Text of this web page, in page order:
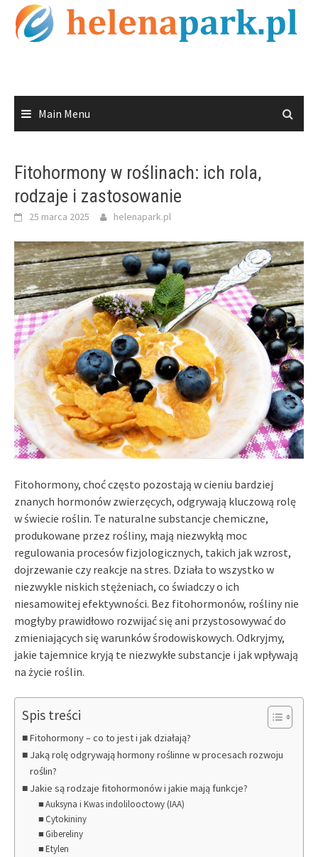
Skip
content
Main Menu
Fitohormony w roślinach: ich rola,
rodzaje i zastosowanie
25 marca 2025 helenapark.pl
Fitohormony, choć często pozostają w cieniu bardziej
znanych hormonów zwierzęcych, odgrywają kluczową rolę
w świecie roślin. Te naturalne substancje chemiczne,
produkowane przez rośliny, mają niezwykłą moc
regulowania procesów fizjologicznych, takich jak wzrost,
dojrzewanie czy reakcje na stres. Działa to wszystko w
niezwykle niskich stężeniach, co świadczy o ich
niesamowitej efektywności. Bez fitohormonów, rośliny nie
mogłyby prawidłowo rozwijać się ani przystosowywać do
zmieniających się warunków środowiskowych. Odkryjmy,
jakie tajemnice kryją te niezwykłe substancje i jak wpływają
na życie roślin.
Spis treści
Fitohormony – co to jest i jak działają?
Jaką rolę odgrywają hormony roślinne w procesach rozwoju
roślin?
Jakie są rodzaje fitohormonów i jakie mają funkcje?
Auksyna i Kwas indolilooctowy (IAA)
Cytokininy
Gibereliny
Etylen